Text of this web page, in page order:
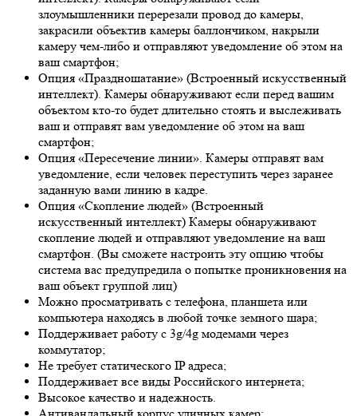
злоумышленники перерезали провод до камеры,
закрасили объектив камеры баллончиком, накрыли
камеру чем-либо и отправляют уведомление об этом на
ваш смартфон;
Опция «Праздношатание» (Встроенный искусственный
интеллект). Камеры обнаруживают если перед вашим
объектом кто-то будет длительно стоять и выслеживать
ваш и отправят вам уведомление об этом на ваш
смартфон;
Опция «Пересечение линии». Камеры отправят вам
уведомление, если человек переступить через заранее
заданную вами линию в кадре.
Опция «Скопление людей» (Встроенный
искусственный интеллект) Камеры обнаруживают
скопление людей и отправляют уведомление на ваш
смартфон. (Вы сможете настроить эту опцию чтобы
система вас предупредила о попытке проникновения на
ваш объект группой лиц)
Можно просматривать с телефона, планшета или
компьютера находясь в любой точке земного шара;
Поддерживает работу с 3g/4g модемами через
коммутатор;
Не требует статического IP адреса;
Поддерживает все виды Российского интернета;
Высокое качество и надежность.
Антивандальный корпус уличных камер;